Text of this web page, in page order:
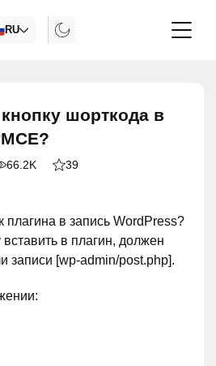
RU
шорткода в
66.2K 39
плагина в запись WordPress?
в плагин, должен
записи [wp-admin/post.php].